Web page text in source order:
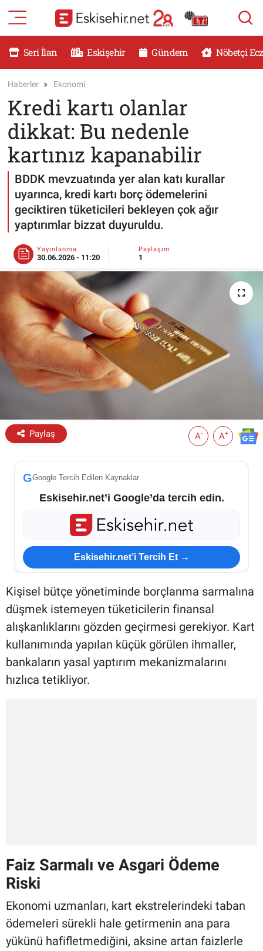
Seri İlan Eskişehir Gündem Nöbetçi
Haberler Ekonomi
Kredi kartı olanlar
dikkat: Bu nedenle
kartınız kapanabilir
BDDK mevzuatında yer alan katı kurallar
uyarınca, kredi kartı borç ödemelerini
geciktiren tüketicileri bekleyen çok ağır
yaptırımlar bizzat duyuruldu.
Yayınlanma
30.06.2026 - 11:20
Paylaşım
1
Paylaş A- A+
GGoogle Tercih Edilen Kaynaklar
Eskisehir.net’i Google’da tercih edin.
Eskisehir.net’i Tercih Et →
Kişisel bütçe yönetiminde borçlanma sarmalına
düşmek istemeyen tüketicilerin finansal
alışkanlıklarını gözden geçirmesi gerekiyor. Kart
kullanımında yapılan küçük görülen ihmaller,
bankaların yasal yaptırım mekanizmalarını
hızlıca tetikliyor.
Faiz Sarmalı ve Asgari Ödeme
Riski
Ekonomi uzmanları, kart ekstrelerindeki taban
ödemeleri sürekli hale getirmenin ana para
yükünü hafifletmediğini, aksine artan faizlerle
RESMİ İLANLAR
DÜNYA
SAĞLIK
MAGAZİN
KADIN
TEKNOLOJİ
YEMEK
ESKİŞEHİR NÖBETÇİ ECZANELER
Eskişehir Haber İçerikleri
Eskişehir Hava Durumu
Eskişehir Tramvay Saatleri
Eskişehir Nöbetçi Eczaneler
Eskişehir Namaz Vakitleri
Eskişehir Trafik Yoğunluk Haritası
Süper Lig Puan Durumu ve Fikstür
Tüm Manşetler
Son Dakika Haberleri
Haber Arşivi